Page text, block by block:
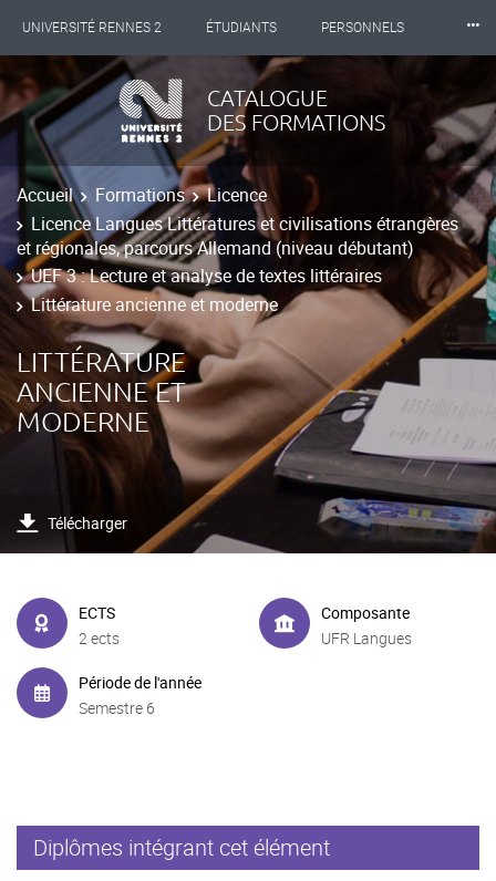
UNIVERSITÉ RENNES 2 ÉTUDIANTS PERSONNELS
INTERNATIONAL PROFESSIONNELS
LES NOUVELLES DE RENNES 2
⸱⸱⸱
CATALOGUE
DES FORMATIONS
Accueil Formations
Licence
Licence Langues Littératures et civilisations étrangères
et régionales, parcours Allemand (niveau débutant)
UEF 3 : Lecture et analyse de textes littéraires
Littérature ancienne et moderne
LITTÉRATURE
ANCIENNE ET
MODERNE
Télécharger
ECTS
2 ects
Composante
UFR Langues
Période de l'année
Semestre 6
Diplômes intégrant cet élément